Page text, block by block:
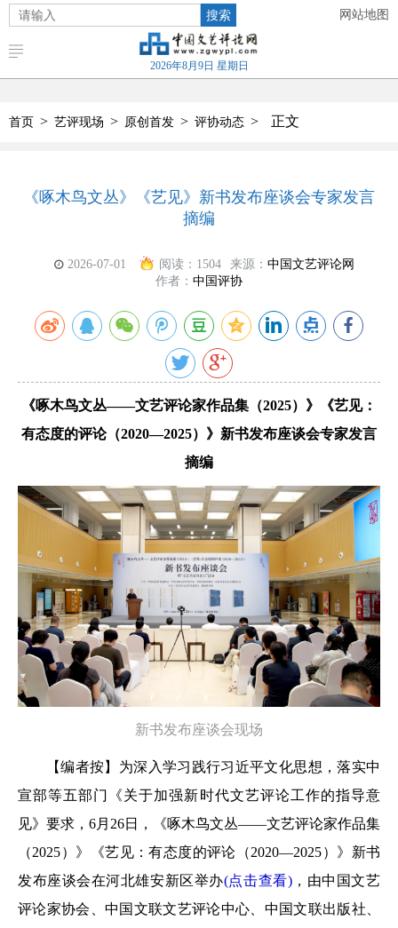
搜索 网站地图
2026年8月9日 星期日
首页 > 艺评现场 > 原创首发 > 评协动态 > 正文
《啄木鸟文丛》《艺见》新书发布座谈会专家发言
摘编
2026-07-01 阅读： 1504 来源： 中国文艺评论网
作者： 中国评协
《啄木鸟文丛——文艺评论家作品集（2025）》《艺见：
有态度的评论（2020—2025）》新书发布座谈会专家发言
摘编
新书发布座谈会现场
【编者按】为深入学习践行习近平文化思想，落实中
宣部等五部门《关于加强新时代文艺评论工作的指导意
见》要求，6月26日，《啄木鸟文丛——文艺评论家作品集
（2025）》《艺见：有态度的评论（2020—2025）》新书
发布座谈会在河北雄安新区举办(点击查看)，由中国文艺
评论家协会、中国文联文艺评论中心、中国文联出版社、